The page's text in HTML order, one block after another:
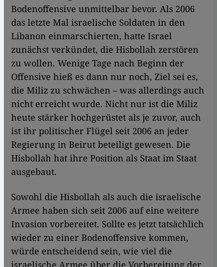
Bodenoffensive unmittelbar bevor. Als 2006
das letzte Mal israelische Soldaten in den
Libanon einmarschierten, hatte Israel
zunächst verkündet, die Hisbollah zerstören
zu wollen. Wenige Tage nach Beginn der
Offensive hieß es dann nur noch, Ziel sei es,
die Miliz zu schwächen ­– was allerdings auch
nicht erreicht wurde. Nicht nur ist die Miliz
heute stärker hochgerüstet als je zuvor, auch
ist ihr politischer Flügel seit 2006 an jeder
Regierung in Beirut beteiligt gewesen. Die
Hisbollah hat ihre Position als Staat im Staat
ausgebaut.
Sowohl die Hisbollah als auch die israelische
Armee haben sich seit 2006 auf eine weitere
Invasion vorbereitet. Sollte es jetzt tatsächlich
wieder zu einer Bodenoffensive kommen,
würde entscheidend sein, wie viel die